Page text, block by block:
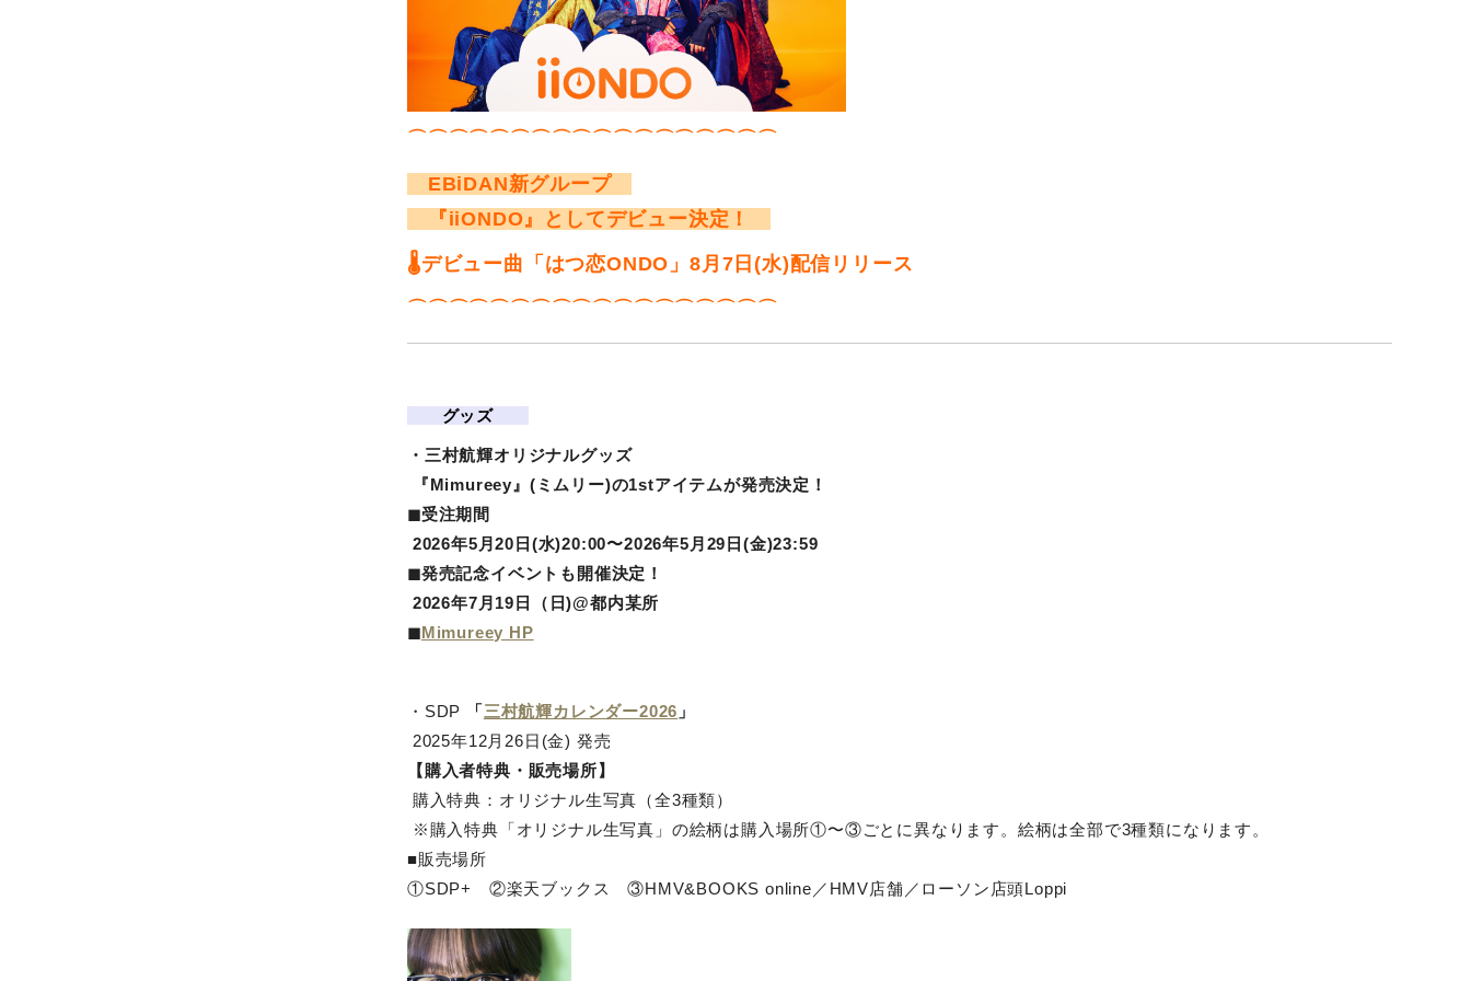
⌒⌒⌒⌒⌒⌒⌒⌒⌒⌒⌒⌒⌒⌒⌒⌒⌒⌒
EBiDAN新グループ
『iiONDO』としてデビュー決定！
🌡️デビュー曲「はつ恋ONDO」8月7日(水)配信リリース
⌒⌒⌒⌒⌒⌒⌒⌒⌒⌒⌒⌒⌒⌒⌒⌒⌒⌒
グッズ
・三村航輝オリジナルグッズ
『Mimureey』(ミムリー)の1stアイテムが発売決定！
◼受注期間
2026年5月20日(水)20:00〜2026年5月29日(金)23:59
◼発売記念イベントも開催決定！
2026年7月19日（日)@都内某所
◼ Mimureey HP
・SDP 「 三村航輝カレンダー2026 」
2025年12月26日(金) 発売
【購入者特典・販売場所】
購入特典：オリジナル生写真（全3種類）
※購入特典「オリジナル生写真」の絵柄は購入場所①〜③ごとに異なります。絵柄は全部で3種類になります。
■販売場所
①SDP+ ②楽天ブックス ③HMV&BOOKS online／HMV店舗／ローソン店頭Loppi